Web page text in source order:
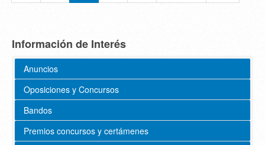
Información de Interés
Anuncios
Oposiciones y Concursos
Bandos
Premios concursos y certámenes